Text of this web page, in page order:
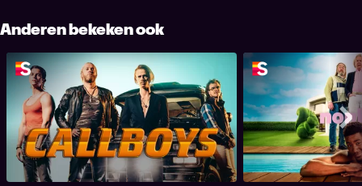
Anderen bekeken ook
Callboys